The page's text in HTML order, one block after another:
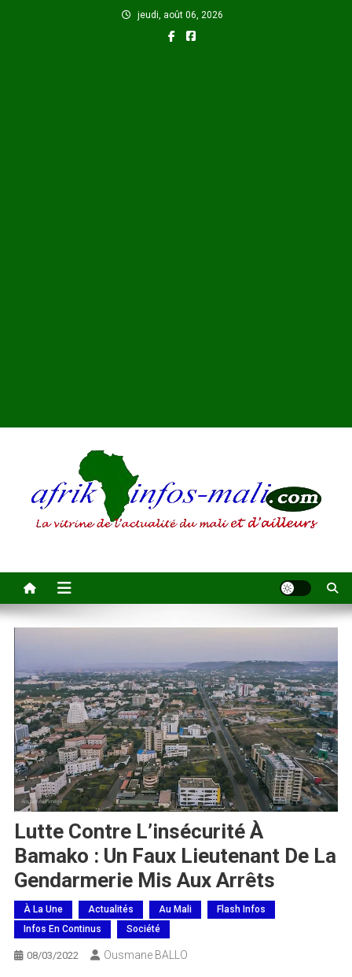
jeudi, août 06, 2026
Lutte Contre L’insécurité À
Bamako : Un Faux Lieutenant De La
Gendarmerie Mis Aux Arrêts
À La Une Actualités Au Mali
Flash Infos
Infos En Continus
Société
08/03/2022 Ousmane BALLO